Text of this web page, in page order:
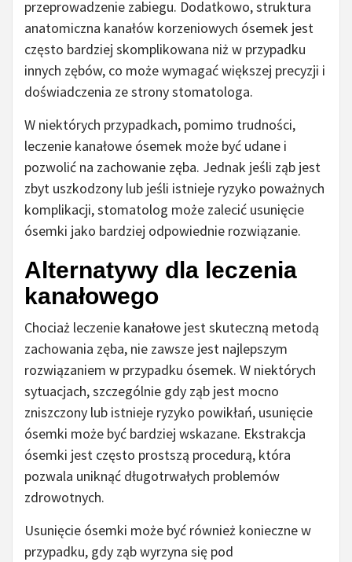
przeprowadzenie zabiegu. Dodatkowo, struktura
anatomiczna kanałów korzeniowych ósemek jest
często bardziej skomplikowana niż w przypadku
innych zębów, co może wymagać większej precyzji i
doświadczenia ze strony stomatologa.
W niektórych przypadkach, pomimo trudności,
leczenie kanałowe ósemek może być udane i
pozwolić na zachowanie zęba. Jednak jeśli ząb jest
zbyt uszkodzony lub jeśli istnieje ryzyko poważnych
komplikacji, stomatolog może zalecić usunięcie
ósemki jako bardziej odpowiednie rozwiązanie.
Alternatywy dla leczenia
kanałowego
Chociaż leczenie kanałowe jest skuteczną metodą
zachowania zęba, nie zawsze jest najlepszym
rozwiązaniem w przypadku ósemek. W niektórych
sytuacjach, szczególnie gdy ząb jest mocno
zniszczony lub istnieje ryzyko powikłań, usunięcie
ósemki może być bardziej wskazane. Ekstrakcja
ósemki jest często prostszą procedurą, która
pozwala uniknąć długotrwałych problemów
zdrowotnych.
Usunięcie ósemki może być również konieczne w
przypadku, gdy ząb wyrzyna się pod